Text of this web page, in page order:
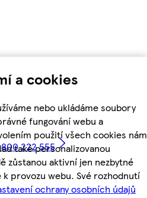
a cookies
nebo ukládáme soubory
fungování webu a
použití všech cookies nám
také personalizovanou
zůstanou aktivní jen nezbytné
provozu webu. Své rozhodnutí
ochrany osobních údajů
222 555